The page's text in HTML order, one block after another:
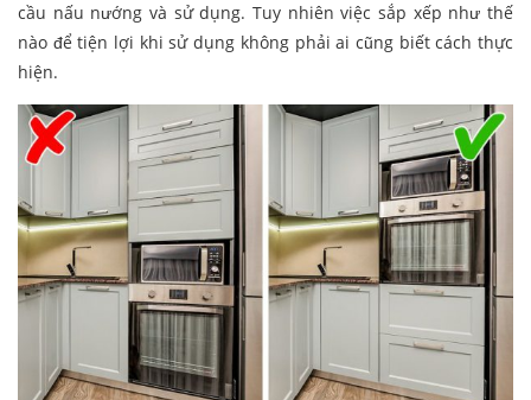
cầu nấu nướng và sử dụng. Tuy nhiên việc sắp xếp như thế
nào để tiện lợi khi sử dụng không phải ai cũng biết cách thực
hiện.